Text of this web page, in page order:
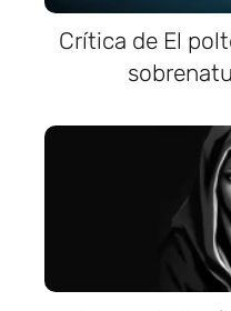
Crítica de El